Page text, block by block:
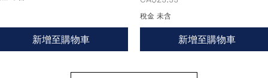
新增至購物車
稅金 未含
新增至購物車